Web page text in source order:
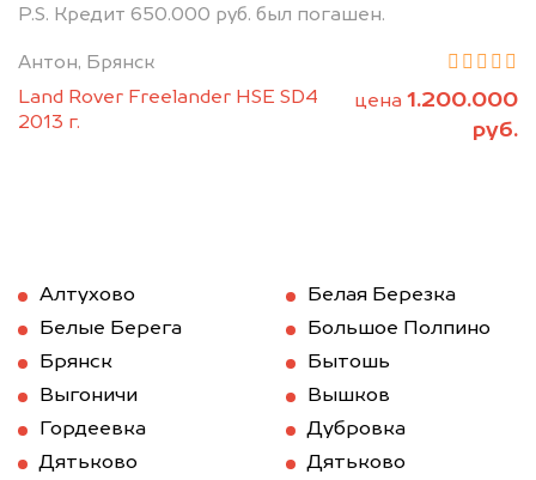
P.S. Кредит 650.000 руб. был погашен.
Антон, Брянск
Land Rover Freelander HSE SD4
2013 г.
цена 1.200.000
руб.
Алтухово
Белая Березка
Белые Берега
Большое Полпино
Брянск
Бытошь
Выгоничи
Вышков
Гордеевка
Дубровка
Дятьково
Дятьково